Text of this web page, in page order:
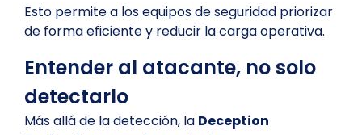
Esto permite a los equipos de seguridad priorizar
de forma eficiente y reducir la carga operativa.
Entender al atacante, no solo
detectarlo
Más allá de la detección, la Deception